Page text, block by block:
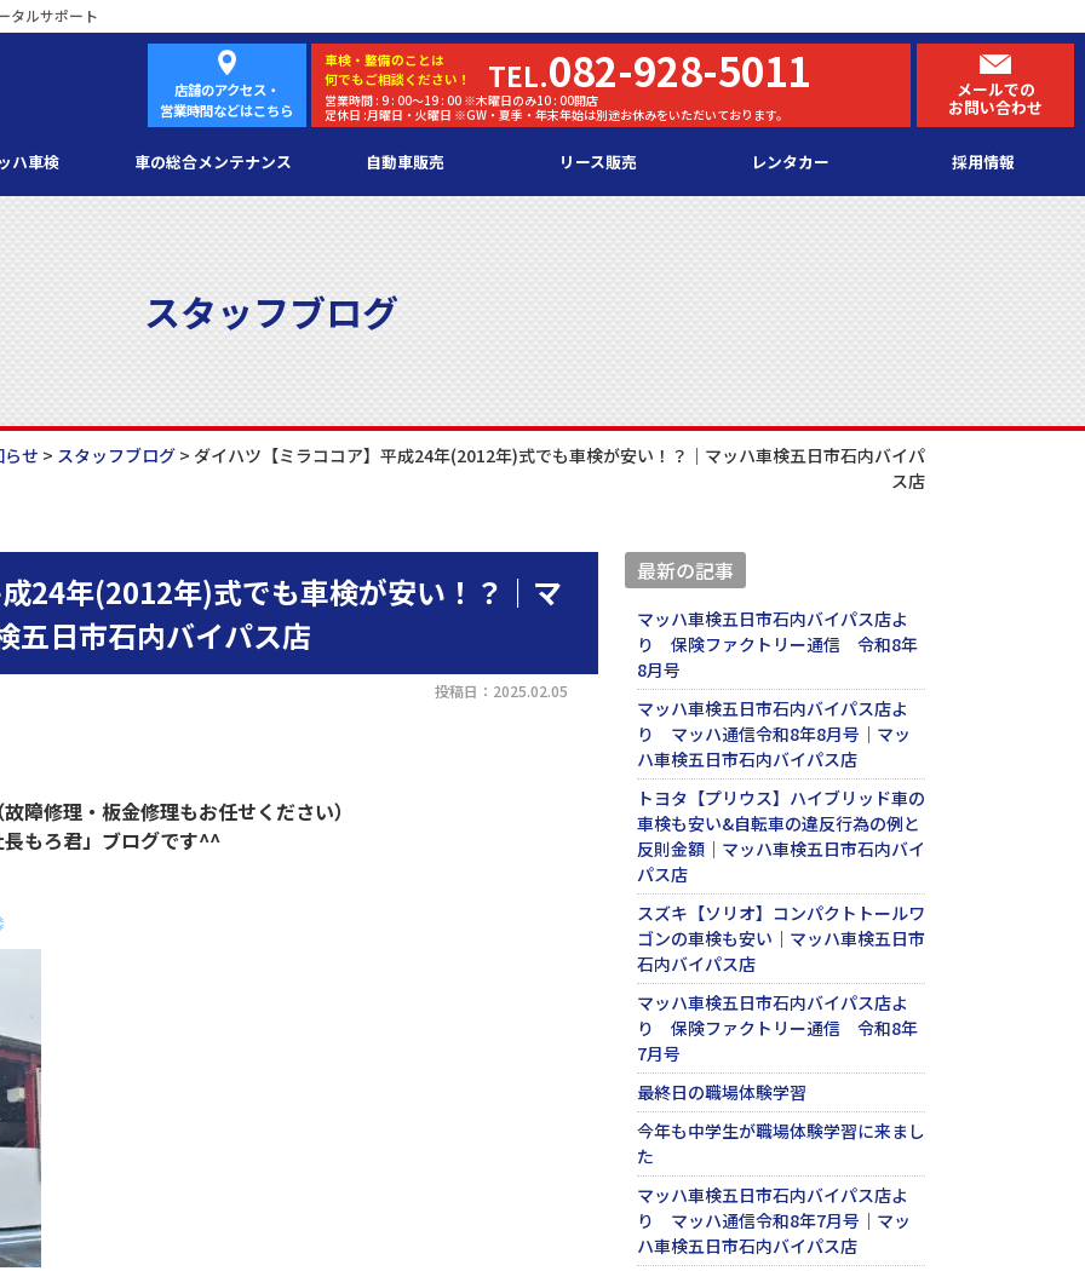
タルサポート
車検・ 整備のことは
何でもご相談ください！
TEL.082-928-5011
営業時間 : 9 : 00～19 : 00 ※木曜日のみ10 : 00開店
定休日 :月曜日・火曜日 ※GW・夏季・年末年始は別途お休みをいただいております。
店舗のアクセス・
営業時間などはこちら
メールでの
お問い合わせ
ハ車検 車の総合メンテナンス 自動車販売 リース販売 レンタカー 採用情報
スタッフブログ
らせ > スタッフブログ > ダイハツ【ミラココア】平成24年(2012年)式でも車検が安い！？｜マッハ車検五日市石内バイパ
ス店
24年(2012年)式でも車検が安い！？｜マ
五日市石内バイパス店
投稿日：2025.02.05
（故障修理・板金修理もお任せください）
もろ君」 ブログです^^
最新の記事
マッハ車検五日市石内バイパス店よ
り 保険ファクトリー通信 令和8年
8月号
マッハ車検五日市石内バイパス店よ
り マッハ通信令和8年8月号｜マッ
ハ車検五日市石内バイパス店
トヨタ【プリウス】ハイブリッド車の
車検も安い&自転車の違反行為の例と
反則金額｜マッハ車検五日市石内バイ
パス店
スズキ【ソリオ】コンパクトトールワ
ゴンの車検も安い｜マッハ車検五日市
石内バイパス店
マッハ車検五日市石内バイパス店よ
り 保険ファクトリー通信 令和8年
7月号
最終日の職場体験学習
今年も中学生が職場体験学習に来まし
た
マッハ車検五日市石内バイパス店よ
り マッハ通信令和8年7月号｜マッ
ハ車検五日市石内バイパス店